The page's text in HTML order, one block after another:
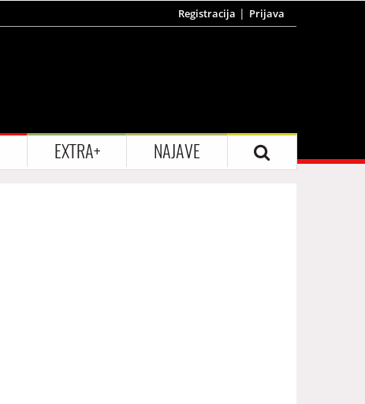
Registracija Prijava
EXTRA+ NAJAVE